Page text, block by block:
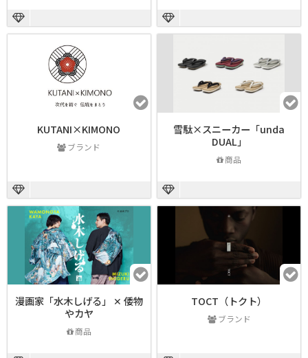
KUTANI×KIMONO
ブランド
雪駄×スニーカー「unda
DUAL」
商品
漫画家「水木しげる」 ✕ 倭物
やカヤ
商品
TOCT（トクト）
ブランド